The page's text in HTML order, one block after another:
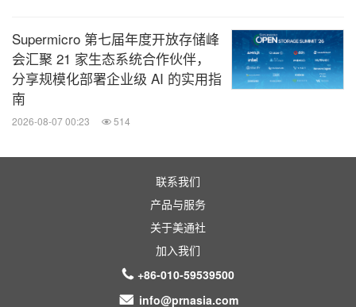
Supermicro 第七届年度开放存储峰
会汇聚 21 家生态系统合作伙伴，
分享规模化部署企业级 AI 的实用指
南
2026-08-07 00:23 514
联系我们
产品与服务
关于美通社
加入我们
+86-010-59539500
info@prnasia.com